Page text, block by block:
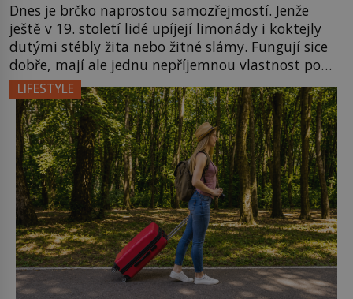
Dnes je brčko naprostou samozřejmostí. Jenže
ještě v 19. století lidé upíjejí limonády i koktejly
dutými stébly žita nebo žitné slámy. Fungují sice
dobře, mají ale jednu nepříjemnou vlastnost po
chvíli se rozmáčejí a nápoji dodávají travnatou
příchuť. Právě tahle drobná nepříjemnost přivede
amerického výrobce cigaretových náustků k
nápadu, který změní způsob pití po celém […]
LIFESTYLE